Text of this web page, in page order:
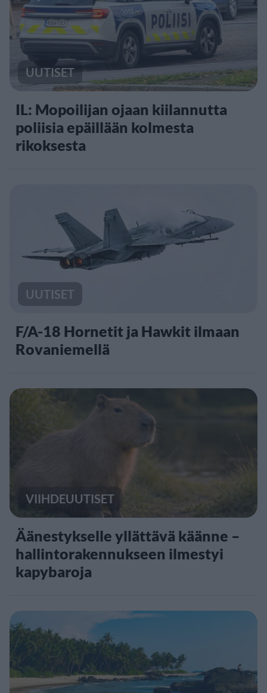
UUTISET
IL: Mopoilijan ojaan kiilannutta
poliisia epäillään kolmesta
rikoksesta
UUTISET
F/A-18 Hornetit ja Hawkit ilmaan
Rovaniemellä
VIIHDEUUTISET
Äänestykselle yllättävä käänne –
hallintorakennukseen ilmestyi
kapybaroja